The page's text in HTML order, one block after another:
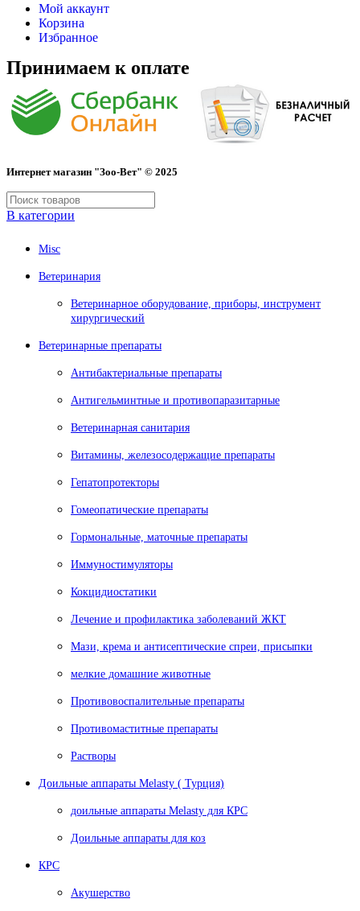
Мой аккаунт
Корзина
Избранное
Принимаем к оплате
Интернет магазин "Зоо-Вет" © 2025
В категории
Misc
Ветеринария
Ветеринарное оборудование, приборы, инструмент
хирургический
Ветеринарные препараты
Антибактериальные препараты
Антигельминтные и противопаразитарные
Ветеринарная санитария
Витамины, железосодержащие препараты
Гепатопротекторы
Гомеопатические препараты
Гормональные, маточные препараты
Иммуностимуляторы
Кокцидиостатики
Лечение и профилактика заболеваний ЖКТ
Мази, крема и антисептические спреи, присыпки
мелкие домашние животные
Противовоспалительные препараты
Противомаститные препараты
Растворы
Доильные аппараты Melasty ( Турция)
доильные аппараты Melasty для КРС
Доильные аппараты для коз
КРС
Акушерство